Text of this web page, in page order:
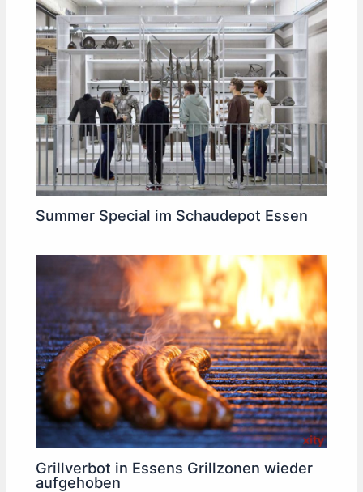
Summer Special im Schaudepot Essen
Grillverbot in Essens Grillzonen wieder
aufgehoben